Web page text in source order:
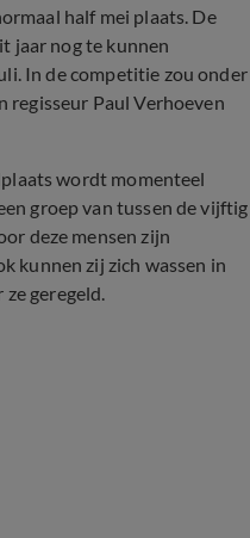
half mei plaats. De
jaar nog te kunnen
In de competitie zou onder
regisseur Paul Verhoeven
wordt momenteel
groep van tussen de vijftig
deze mensen zijn
kunnen zij zich wassen in
geregeld.